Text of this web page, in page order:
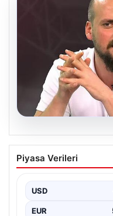
Transfer krizi
Burhan Can
Piyasa Verileri
USD
EUR